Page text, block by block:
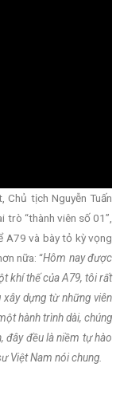
Chủ tịch Nguyễn Tuấn
trò “thành viên số 01”,
A79 và bày tỏ kỳ vọng
nữa: “Hôm nay được
khí thế của A79, tôi rất
dựng từ những viên
hành trình dài, chúng
đây đều là niềm tự hào
Việt Nam nói chung.